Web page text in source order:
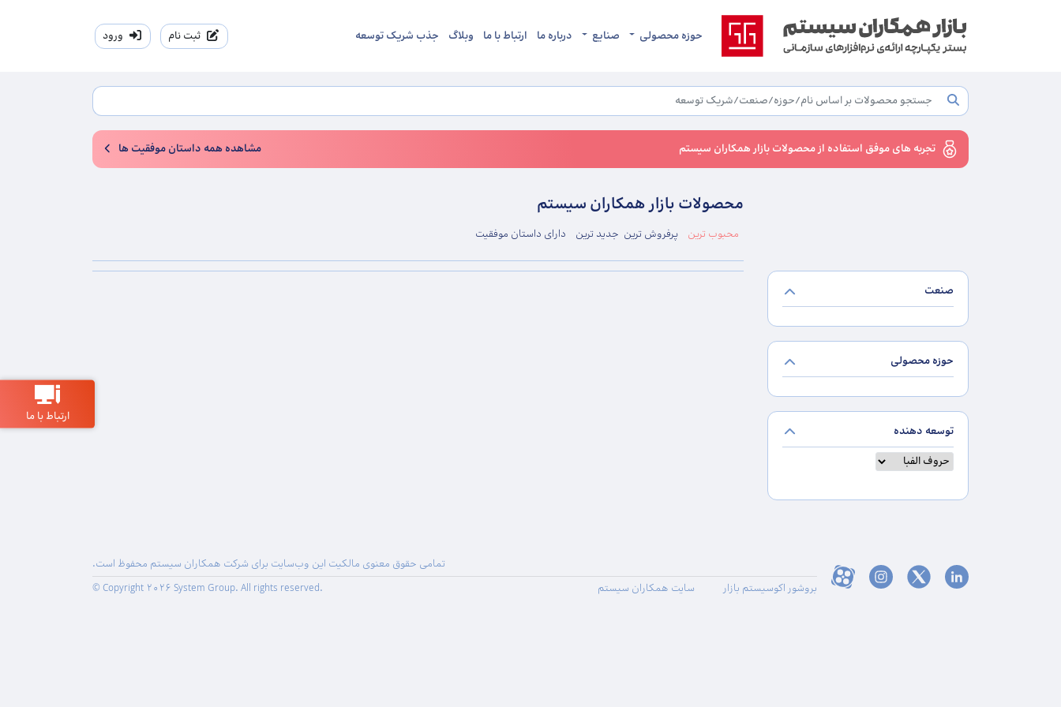
حوزه محصولی صنایع درباره ما ارتباط با ما وبلاگ جذب شریک توسعه ثبت نام ورود
تجربه های موفق استفاده از محصولات بازار همکاران سیستم مشاهده همه داستان موفقیت ها
محصولات بازار همکاران سیستم
محبوب ترین پرفروش ترین جدید ترین دارای داستان موفقیت
صنعت
حوزه محصولی
توسعه دهنده
ارتباط با ما
تمامی حقوق معنوی مالکیت این وب‌سایت برای شرکت همکاران سیستم محفوظ است.
بروشور اکوسیستم بازار
سایت همکاران سیستم © Copyright 2026 System Group. All rights reserved.